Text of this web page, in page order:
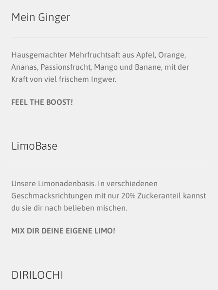
Mein Ginger
Hausgemachter Mehrfruchtsaft aus Apfel, Orange,
Ananas, Passionsfrucht, Mango und Banane, mit der
Kraft von viel frischem Ingwer.
FEEL THE BOOST!
LimoBase
Unsere Limonadenbasis. In verschiedenen
Geschmacksrichtungen mit nur 20% Zuckeranteil kannst
du sie dir nach belieben mischen.
MIX DIR DEINE EIGENE LIMO!
DIRILOCHI